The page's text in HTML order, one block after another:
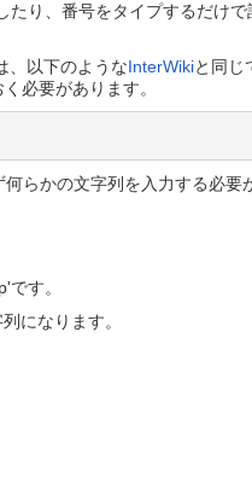
り、番号をタイプするだけ
、以下のようなInterWikiと同じ
必要があります。
らかの文字列を入力する必要
す。
になります。